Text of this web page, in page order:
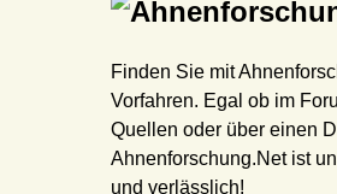
Finden Sie mit
Vorfahren. Egal ob im
Quellen oder über einen
Ahnenforschung.Net ist
und verlässlich!